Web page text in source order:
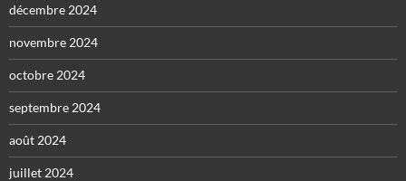
décembre 2024
novembre 2024
octobre 2024
septembre 2024
août 2024
juillet 2024